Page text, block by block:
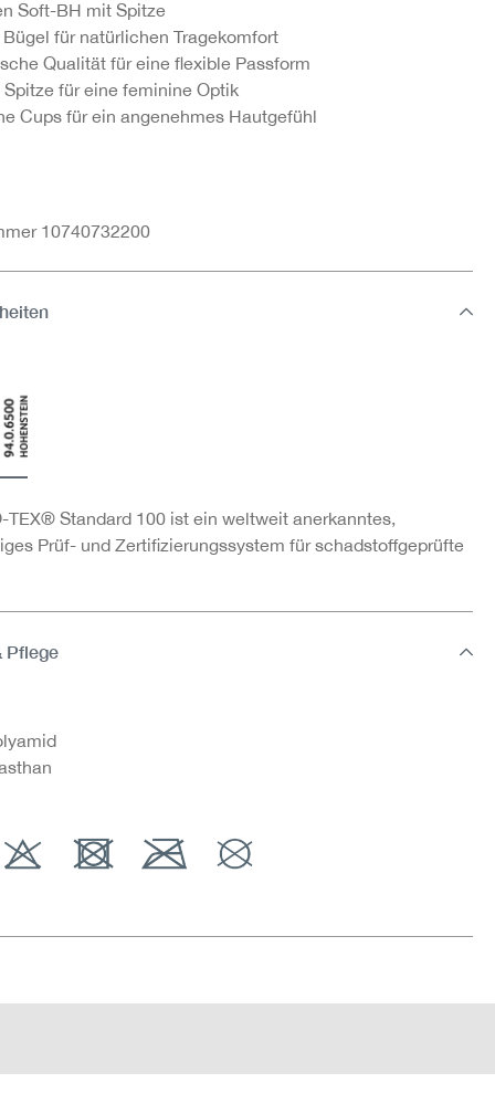
Soft-BH mit Spitze
Bügel für natürlichen Tragekomfort
Qualität für eine flexible Passform
Spitze für eine feminine Optik
Cups für ein angenehmes Hautgefühl
10740732200
TEX® Standard 100 ist ein weltweit anerkanntes,
Prüf- und Zertifizierungssystem für schadstoffgeprüfte
Pflege